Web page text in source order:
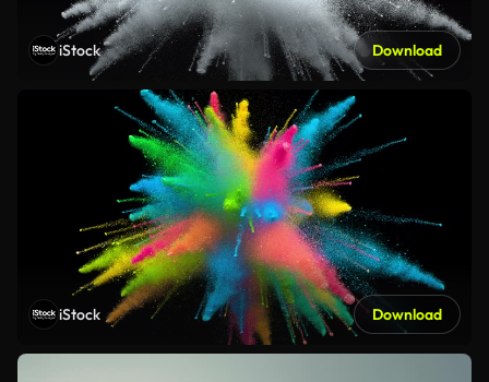
iStock Download
iStock Download